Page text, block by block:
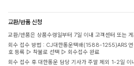
교환/반품 신청
교환/반품은 상품수령일부터 7일 이내 고객센터 또는
회수 접수 방법 : CJ대한통운택배(1588-1255)ARS
호 등록 ▷ 착불로 선택 ▷ 회수접수 완료
회수 접수 후 대한통운 담당 기사가 주말 제외 1-2일 이